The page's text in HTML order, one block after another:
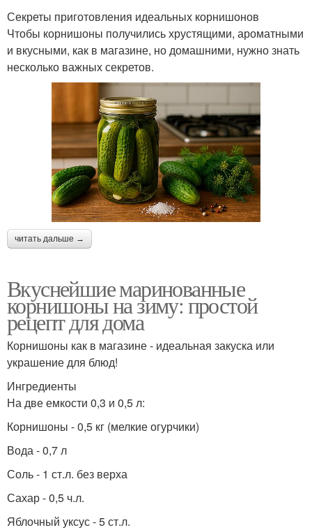
Секреты приготовления идеальных корнишонов
Чтобы корнишоны получились хрустящими, ароматными
и вкусными, как в магазине, но домашними, нужно знать
несколько важных секретов.
читать дальше →
Вкуснейшие маринованные
корнишоны на зиму: простой
рецепт для дома
Корнишоны как в магазине - идеальная закуска или
украшение для блюд!
Ингредиенты
На две емкости 0,3 и 0,5 л:
Корнишоны - 0,5 кг (мелкие огурчики)
Вода - 0,7 л
Соль - 1 ст.л. без верха
Сахар - 0,5 ч.л.
Яблочный уксус - 5 ст.л.